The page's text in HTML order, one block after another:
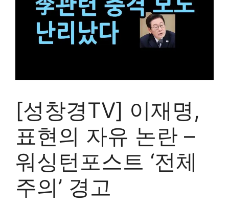
[성창경TV] 이재명,
표현의 자유 논란 –
워싱턴포스트 ‘전체
주의’ 경고